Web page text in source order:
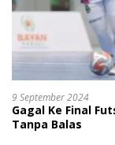
9 September 2024
Gagal Ke Final
Tanpa Balas